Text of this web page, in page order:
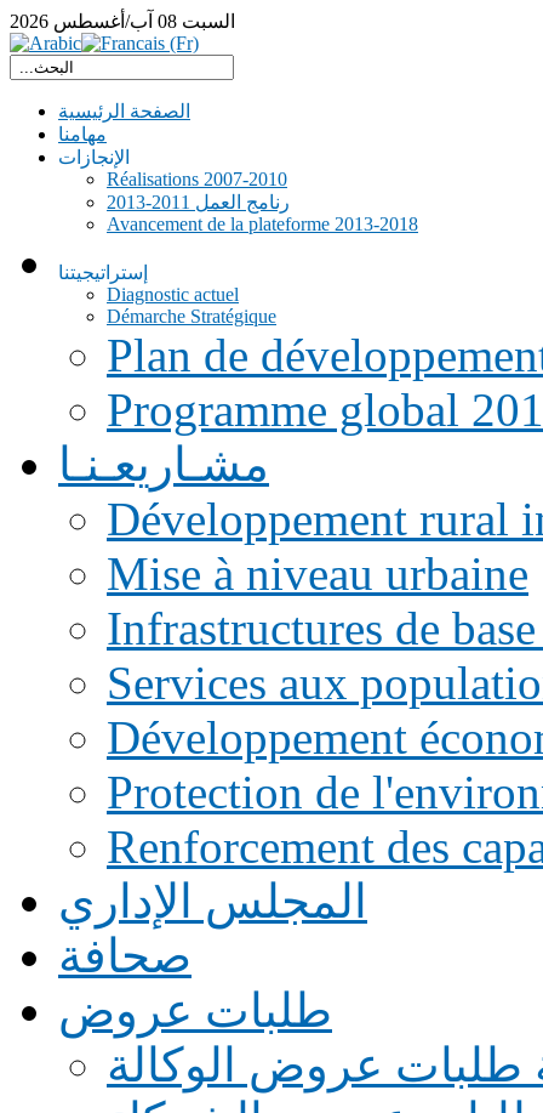
السبت 08 آب/أغسطس 2026
الصفحة الرئيسية
مهامنا
الإنجازات
Réalisations 2007-2010
رنامج العمل 2011-2013
Avancement de la plateforme 2013-2018
إستراتيجيتنا
Diagnostic actuel
Démarche Stratégique
Plan de
Programme global
مشـاريعـنـا
Développement rural
Mise à niveau urbaine
Infrastructures de
Services aux
Développement
Protection de
Renforcement des
المجلس الإداري
صحافة
طلبات عروض
طلبات عروض الوكالة